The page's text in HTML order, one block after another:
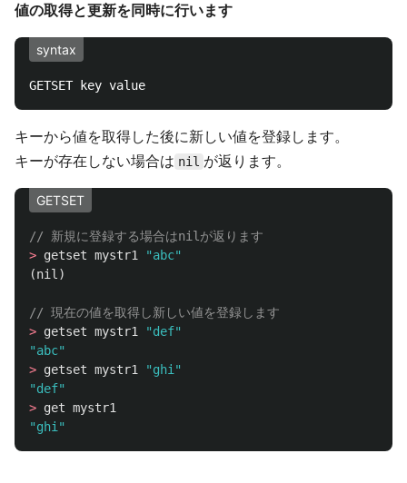
値の取得と更新を同時に行います
syntax
キーから値を取得した後に新しい値を登録します。
キーが存在しない場合は nil が返ります。
GETSET
// 新規に登録する場合はnilが返ります
> getset mystr1
"abc"
(nil )
// 現在の値を取得し新しい値を登録します
> getset mystr1
"def"
"abc"
> getset mystr1
"ghi"
"def"
> get mystr1
"ghi"